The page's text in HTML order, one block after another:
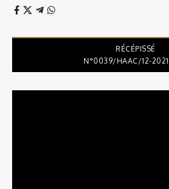
RÉCÉPISSÉ
N°0039/HAAC/12-